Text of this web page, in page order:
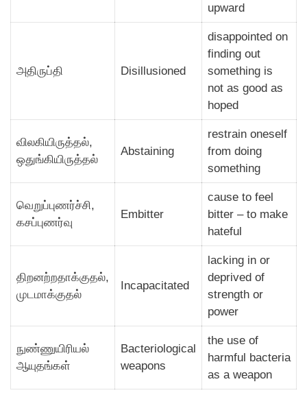
upward
அதிருப்தி Disillusioned
disappointed on
finding out
something is
not as good as
hoped
விலகியிருத்தல்,
ஒதுங்கியிருத்தல்
Abstaining
restrain oneself
from doing
something
வெறுப்புணர்ச்சி,
கசப்புணர்வு
Embitter
cause to feel
bitter – to make
hateful
திறனற்றதாக்குதல்,
முடமாக்குதல்
Incapacitated
lacking in or
deprived of
strength or
power
நுண்ணுயிரியல்
ஆயுதங்கள்
Bacteriological
weapons
the use of
harmful bacteria
as a weapon